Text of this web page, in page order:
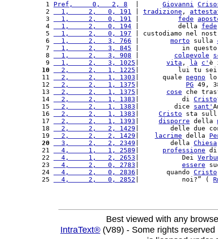
1 Pref,     0,   2, 8 Giovanni
2
  1,     2,   0, 191
tradizione ,
3
  1,     2,   0, 191
fede
4
  1,     2,   0, 194
|          della fede
5
  1,     2,   0, 197
| custodiamo nel
6
  1,     2,   3, 766
morto sulla
7
  1,     2,   3, 845
|           in
8
  1,     2,   3, 908
colpevole
9
  1,     2,   3, 1025
vita , là c'
10
  2,     2,   1, 1225
|          lui tu
11
  2,     2,   1, 1303
|      quale pegno
12
  2,     2,   1, 1375
PG 49,
13
  2,     2,   1, 1375
cose che
14
  2,     2,   1, 1383
|           di Cristo
15
  2,     2,   1, 1383
|         dice sant'
16
  2,     2,   1, 1383
Cristo sta
17
  2,     2,   1, 1393
disporre della
18
  2,     2,   2, 1429
|        delle due
19
  2,     2,   2, 1429
lacrime della
20
  3,     2,   2, 2349
|        della Chiesa
21
  4,     1,   1, 2589
professione
22
  4,     1,   2, 2653
|           Dei
23
  4,     2,   0, 2783
essere
24
  4,     2,   0, 2836
|       quando Cristo
25
  4,     2,   0, 2852
|           noi?” (
Best viewed with any
IntraText® (V89) - Some rights